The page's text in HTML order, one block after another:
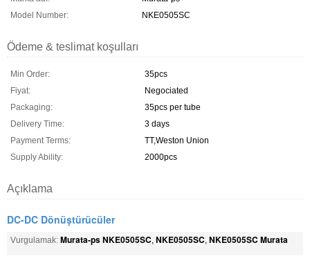
Model Number:
NKE0505SC
Ödeme & teslimat koşulları
Min Order:
35pcs
Fiyat:
Negociated
Packaging:
35pcs per tube
Delivery Time:
3 days
Payment Terms:
TT,Weston Union
Supply Ability:
2000pcs
Açıklama
DC-DC Dönüştürücüler
Vurgulamak: Murata-ps NKE0505SC, NKE0505SC, NKE0505SC Murata